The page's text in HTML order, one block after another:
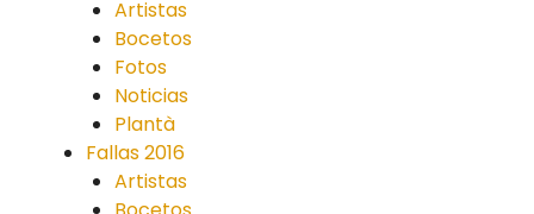
Artistas
Bocetos
Fotos
Noticias
Plantà
Fallas 2016
Artistas